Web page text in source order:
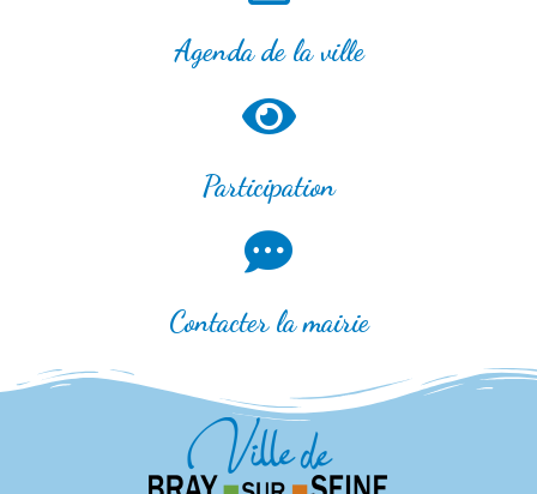
Agenda de la ville
Participation
Contacter la mairie